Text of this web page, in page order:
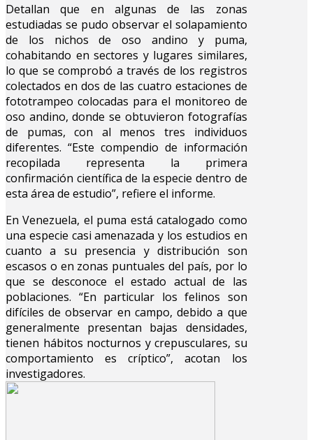
Detallan que en algunas de las zonas
estudiadas se pudo observar el solapamiento
de los nichos de oso andino y puma,
cohabitando en sectores y lugares similares,
lo que se comprobó a través de los registros
colectados en dos de las cuatro estaciones de
fototrampeo colocadas para el monitoreo de
oso andino, donde se obtuvieron fotografías
de pumas, con al menos tres individuos
diferentes. “Este compendio de información
recopilada representa la primera
confirmación científica de la especie dentro de
esta área de estudio”, refiere el informe.
En Venezuela, el puma está catalogado como
una especie casi amenazada y los estudios en
cuanto a su presencia y distribución son
escasos o en zonas puntuales del país, por lo
que se desconoce el estado actual de las
poblaciones. “En particular los felinos son
difíciles de observar en campo, debido a que
generalmente presentan bajas densidades,
tienen hábitos nocturnos y crepusculares, su
comportamiento es críptico”, acotan los
investigadores.